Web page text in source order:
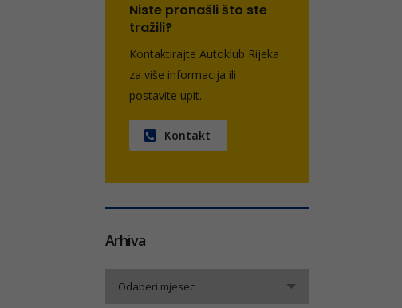
Niste pronašli što ste
tražili?
Kontaktirajte Autoklub Rijeka
za više informacija ili
postavite upit.
Kontakt
Arhiva
Odaberi mjesec